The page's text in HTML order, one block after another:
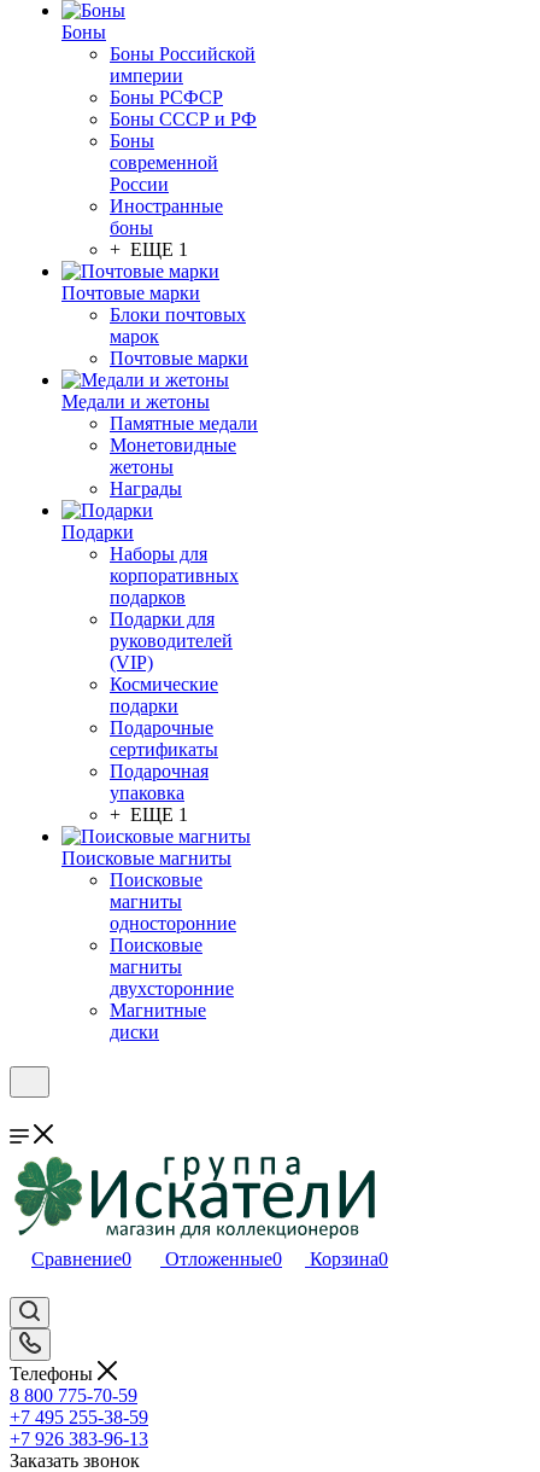
Боны
Боны Российской
империи
Боны РСФСР
Боны СССР и РФ
Боны
современной
России
Иностранные
боны
+ ЕЩЕ 1
Почтовые марки
Блоки почтовых
марок
Почтовые марки
Медали и жетоны
Памятные медали
Монетовидные
жетоны
Награды
Подарки
Наборы для
корпоративных
подарков
Подарки для
руководителей
(VIP)
Космические
подарки
Подарочные
сертификаты
Подарочная
упаковка
+ ЕЩЕ 1
Поисковые магниты
Поисковые
магниты
односторонние
Поисковые
магниты
двухсторонние
Магнитные
диски
Сравнение0 Отложенные0 Корзина0
Телефоны
8 800 775-70-59
+7 495 255-38-59
+7 926 383-96-13
Заказать звонок